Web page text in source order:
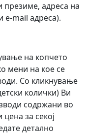
адреса на
e-mail адреса).
на копчето
мени на кое се
Со кликнување
колички) Ви
содржани во
за секој
детално